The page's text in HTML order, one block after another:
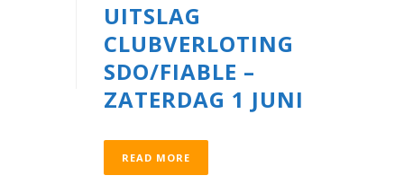
UITSLAG
CLUBVERLOTING
SDO/FIABLE –
ZATERDAG 1 JUNI
READ MORE